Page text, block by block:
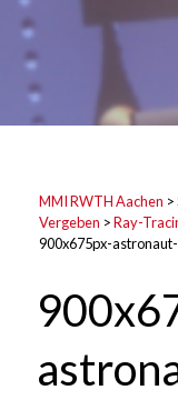
MMI RWTH Aachen >
Vergeben >Ray-
900x675px-